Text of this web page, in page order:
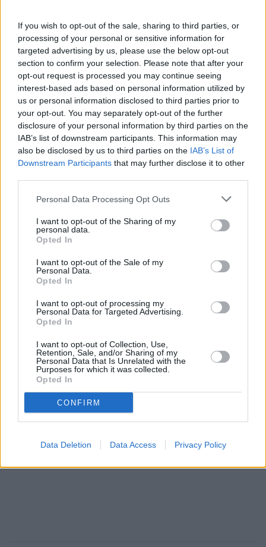
If you wish to opt-out of the sale, sharing to third parties, or
processing of your personal or sensitive information for
targeted advertising by us, please use the below opt-out
section to confirm your selection. Please note that after your
opt-out request is processed you may continue seeing
interest-based ads based on personal information utilized by
us or personal information disclosed to third parties prior to
your opt-out. You may separately opt-out of the further
disclosure of your personal information by third parties on the
IAB’s list of downstream participants. This information may
also be disclosed by us to third parties on the IAB’s List of
Downstream Participants that may further disclose it to other
Personal Data Processing Opt Outs
I want to opt-out of the Sharing of my
personal data.
Opted In
I want to opt-out of the Sale of my
Personal Data.
Opted In
I want to opt-out of processing my
Personal Data for Targeted Advertising.
Opted In
I want to opt-out of Collection, Use,
Retention, Sale, and/or Sharing of my
Personal Data that Is Unrelated with the
Purposes for which it was collected.
Opted In
CONFIRM
Data Deletion Data Access Privacy Policy